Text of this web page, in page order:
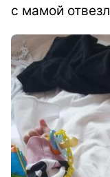
с мамой